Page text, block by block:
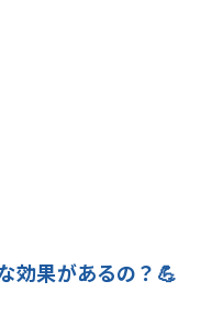
効果があるの？💪